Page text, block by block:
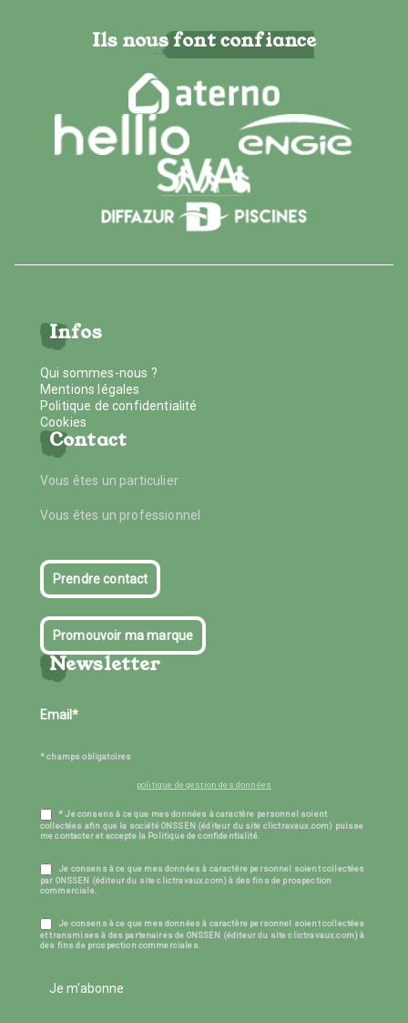
Ils nous font confiance
Infos
Qui sommes-nous ?
Mentions légales
Politique de confidentialité
Cookies
Contact
Vous êtes un particulier
Vous êtes un professionnel
Prendre contact
Promouvoir ma marque
Newsletter
* champs obligatoires
politique de gestion des données
* Je consens à ce que mes données à caractère personnel soient
collectées afin que la société ONSSEN (éditeur du site clictravaux.com) puisse
me contacter et accepte la Politique de confidentialité.
Je consens à ce que mes données à caractère personnel soient collectées
par ONSSEN (éditeur du site clictravaux.com) à des fins de prospection
commerciale.
Je consens à ce que mes données à caractère personnel soient collectées
et transmises à des partenaires de ONSSEN (éditeur du site clictravaux.com) à
des fins de prospection commerciales.
Je m'abonne